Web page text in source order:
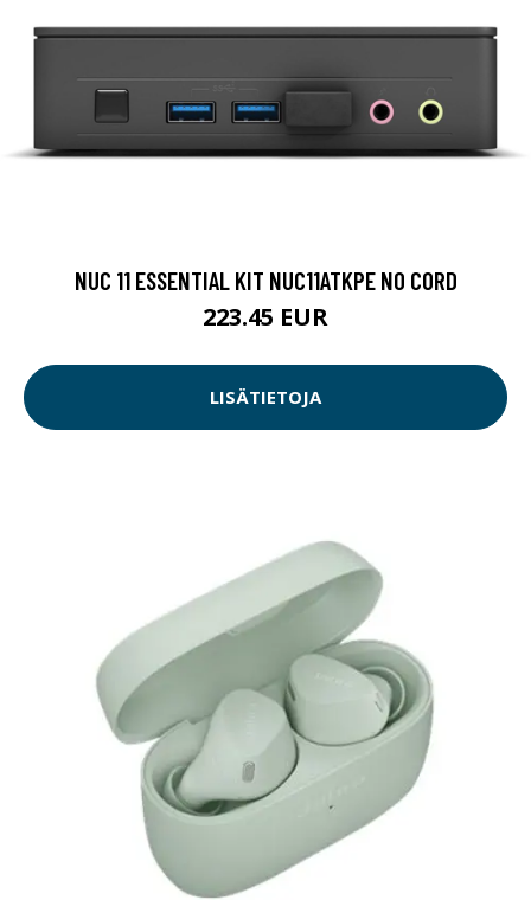
NUC 11 ESSENTIAL KIT NUC11ATKPE NO CORD
223.45 EUR
LISÄTIETOJA